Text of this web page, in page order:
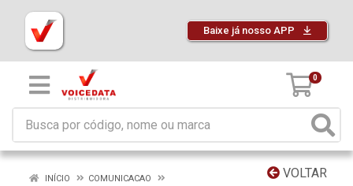
Baixe já nosso APP
0
VOLTAR
INÍCIO
COMUNICACAO